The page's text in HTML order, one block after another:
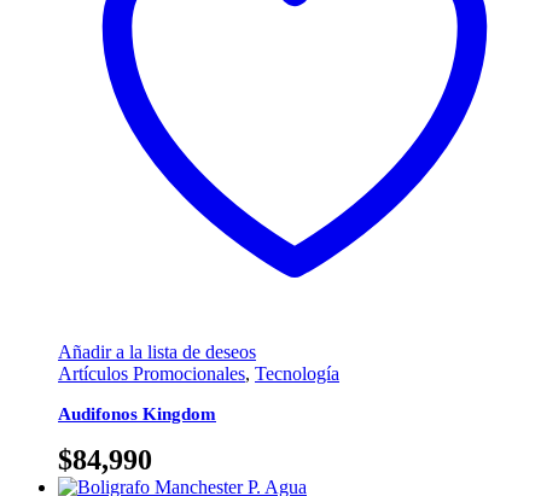
Añadir a la lista de deseos
Artículos Promocionales, Tecnología
Audifonos Kingdom
$84,990